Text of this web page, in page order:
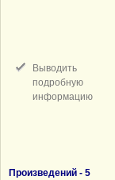
Выводить
подробную
информацию
Произведений - 5